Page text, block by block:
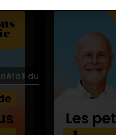
détail du podcast